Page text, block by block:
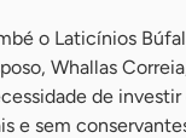
o Laticínios
Whallas
de
e sem